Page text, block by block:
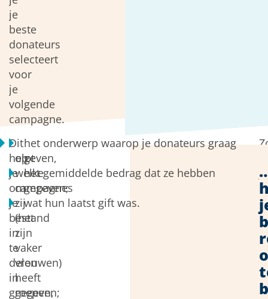
je
beste
donateurs
selecteert
voor
je
volgende
campagne.
op
welke
campagnes
zij
(het
zijn
vaker
vrouwen)
heeft
gegeven;
Dit
helpt
je
om
je
bestand
in
te
delen
in
groepen,
het onderwerp waarop je donateurs graag
geven,
het gemiddelde bedrag dat ze hebben
gegeven;
wat hun laatst gift was.
je
te